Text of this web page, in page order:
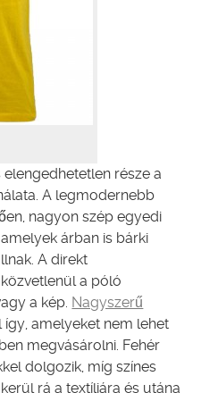
része a
A legmodernebb
nagyon szép egyedi
árban is bárki
A direkt
a póló
a kép. Nagyszerű
így, amelyeket nem lehet
megvásárolni. Fehér
dolgozik, míg színes
rá a textíliára és utána